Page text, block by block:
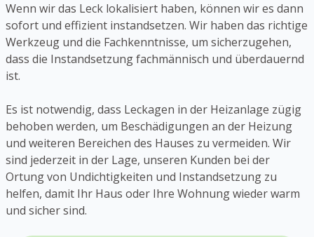
Wenn wir das Leck lokalisiert haben, können wir es dann
sofort und effizient instandsetzen. Wir haben das richtige
Werkzeug und die Fachkenntnisse, um sicherzugehen,
dass die Instandsetzung fachmännisch und überdauernd
ist.
Es ist notwendig, dass Leckagen in der Heizanlage zügig
behoben werden, um Beschädigungen an der Heizung
und weiteren Bereichen des Hauses zu vermeiden. Wir
sind jederzeit in der Lage, unseren Kunden bei der
Ortung von Undichtigkeiten und Instandsetzung zu
helfen, damit Ihr Haus oder Ihre Wohnung wieder warm
und sicher sind.